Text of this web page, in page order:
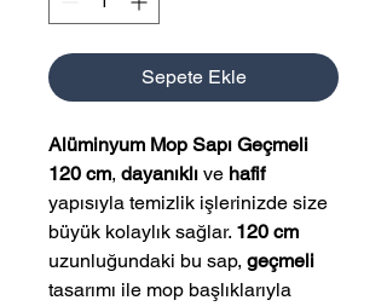
Sepete Ekle
Alüminyum Mop Sapı Geçmeli
120 cm, dayanıklı ve hafif
yapısıyla temizlik işlerinizde size
büyük kolaylık sağlar. 120 cm
uzunluğundaki bu sap, geçmeli
tasarımı ile mop başlıklarıyla